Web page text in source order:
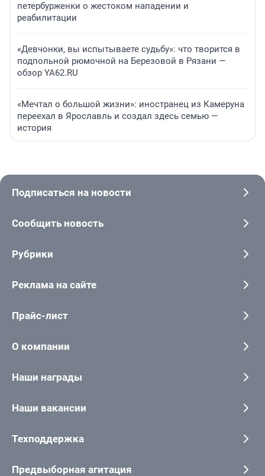
петербурженки о жестоком нападении и
реабилитации
«Девчонки, вы испытываете судьбу»: что творится в
подпольной рюмочной на Березовой в Рязани —
обзор YA62.RU
«Мечтал о большой жизни»: иностранец из Камеруна
переехал в Ярославль и создал здесь семью —
история
Подписаться на новости
Сообщить новость
Рубрики
Реклама на сайте
Прайс-лист
О компании
Наши награды
Наши вакансии
Техподдержка
Предвыборная агитация